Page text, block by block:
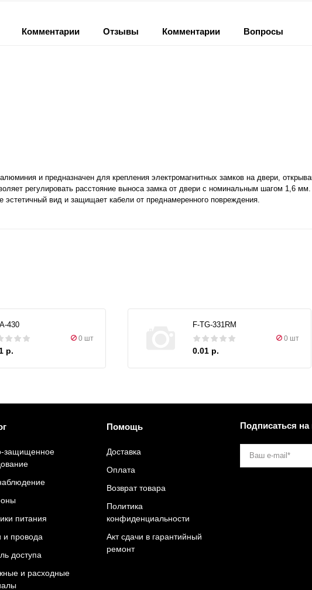
Комментарии Отзывы Комментарии Вопросы
и предназначен для крепления электромагнитных замков на двери,
регулировать расстояние выноса замка от двери с номинальным шагом 1,6
вид и защищает кабели от преднамеренного повреждения.
430
0 шт
р.
F-TG-331RM
0 шт
0.01 р.
защищенное
питания
и провода
доступа
и расходные
Помощь
Доставка
Оплата
Возврат товара
Политика
конфиденциальности
Акт сдачи в гарантийный
ремонт
Подписаться на